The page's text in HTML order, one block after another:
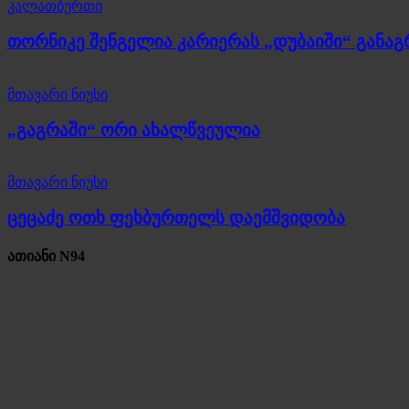
კალათბურთი
თორნიკე შენგელია კარიერას „დუბაიში“
მთავარი ნიუსი
„გაგრაში“ ორი ახალწვეულია
მთავარი ნიუსი
ცეცაძე ოთხ ფეხბურთელს დაემშვიდობა
ათიანი N94